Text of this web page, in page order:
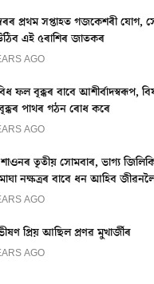
প্ৰথম সপ্তাহত গজকেশৰী যোগ,
এই ৫ৰাশিৰ জাতকৰ
AGO
ফল বৃক্কৰ বাবে আশীৰ্বাদস্বৰূপ,
পাথৰ গঠন ৰোধ কৰে
AGO
তৃতীয় সোমবাৰ, ভাগ্য
নক্ষত্ৰৰ বাবে ধন আহিব
AGO
প্ৰিয় আছিল প্ৰণৱ মুখার্জীৰ
AGO